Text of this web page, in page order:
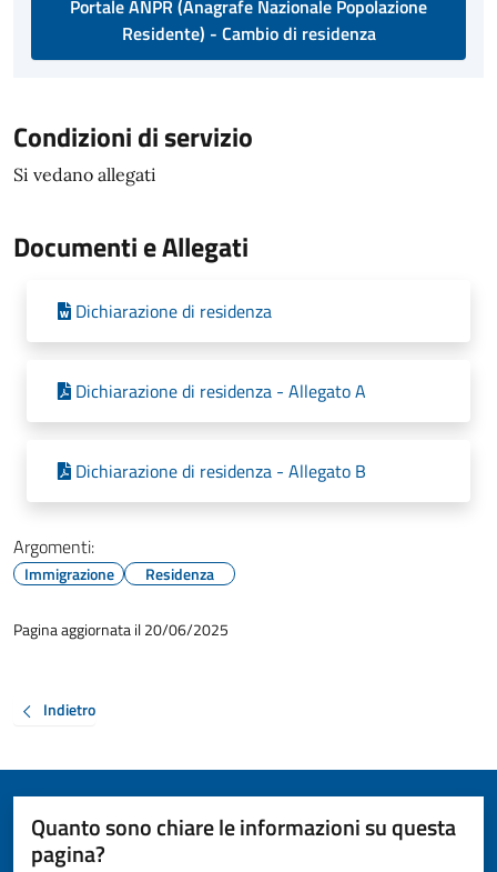
Portale ANPR (Anagrafe Nazionale Popolazione
Residente) - Cambio di residenza
Condizioni di servizio
Si vedano allegati
Documenti e Allegati
Dichiarazione di residenza
Dichiarazione di residenza - Allegato A
Dichiarazione di residenza - Allegato B
Argomenti:
Immigrazione Residenza
Pagina aggiornata il 20/06/2025
Indietro
Quanto sono chiare le informazioni su questa
pagina?